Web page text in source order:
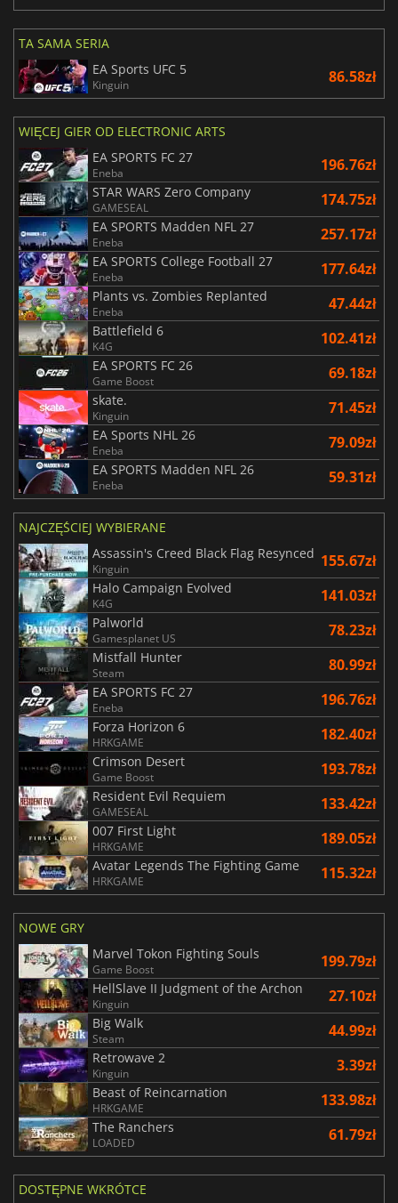
TA SAMA SERIA
EA Sports UFC 5
Kinguin 86.58zł
WIĘCEJ GIER OD ELECTRONIC ARTS
EA SPORTS FC 27
Eneba 196.76zł
STAR WARS Zero Company
GAMESEAL 174.75zł
EA SPORTS Madden NFL 27
Eneba 257.17zł
EA SPORTS College Football 27
Eneba 177.64zł
Plants vs. Zombies Replanted
Eneba 47.44zł
Battlefield 6
K4G 102.41zł
EA SPORTS FC 26
Game Boost 69.18zł
skate.
Kinguin 71.45zł
EA Sports NHL 26
Eneba 79.09zł
EA SPORTS Madden NFL 26
Eneba 59.31zł
NAJCZĘŚCIEJ WYBIERANE
Assassin's Creed Black Flag Resynced
Kinguin 155.67zł
Halo Campaign Evolved
K4G 141.03zł
Palworld
Gamesplanet US 78.23zł
Mistfall Hunter
Steam 80.99zł
EA SPORTS FC 27
Eneba 196.76zł
Forza Horizon 6
HRKGAME 182.40zł
Crimson Desert
Game Boost 193.78zł
Resident Evil Requiem
GAMESEAL 133.42zł
007 First Light
HRKGAME 189.05zł
Avatar Legends The Fighting Game
HRKGAME 115.32zł
NOWE GRY
Marvel Tokon Fighting Souls
Game Boost 199.79zł
HellSlave II Judgment of the Archon
Kinguin 27.10zł
Big Walk
Steam 44.99zł
Retrowave 2
Kinguin 3.39zł
Beast of Reincarnation
HRKGAME 133.98zł
The Ranchers
LOADED 61.79zł
DOSTĘPNE WKRÓTCE